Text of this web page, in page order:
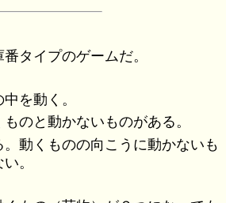
タイプのゲームだ。
を動く。
のと動かないものがある。
動くものの向こうに動かないも
。